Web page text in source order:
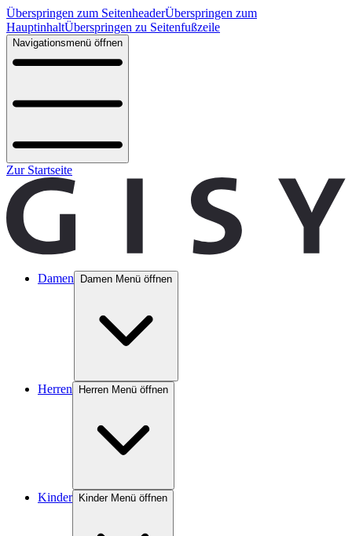
Überspringen zum SeitenheaderÜberspringen zum
HauptinhaltÜberspringen zu Seitenfußzeile
Navigationsmenü öffnen
Zur Startseite
Damen Damen Menü öffnen
Herren Herren Menü öffnen
Kinder Kinder Menü öffnen